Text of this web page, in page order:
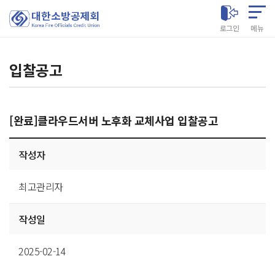
대한소방공제회
로그인 메뉴
입찰공고
[완료]클라우드서버 노후화 교체사업 입찰공고
상세
작성자
최고관리자
작성일
2025-02-14